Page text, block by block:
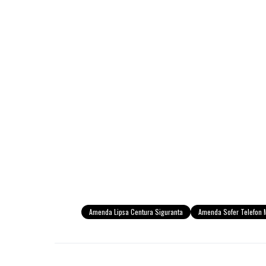
Amenda Lipsa Centura Siguranta Amenda Sofer Telefon